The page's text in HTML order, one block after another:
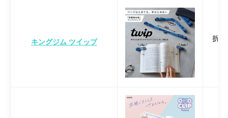
キングジム ツイップ 折り